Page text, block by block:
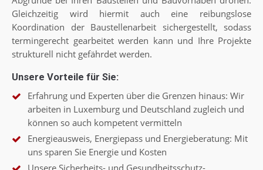
Gleichzeitig wird hiermit auch eine reibungslose
Koordination der Baustellenarbeit sichergestellt, sodass
termingerecht gearbeitet werden kann und Ihre Projekte
strukturell nicht gefährdet werden.
Unsere Vorteile für Sie:
Erfahrung und Experten über die Grenzen hinaus: Wir
arbeiten in Luxemburg und Deutschland zugleich und
können so auch kompetent vermitteln
Energieausweis, Energiepass und Energieberatung: Mit
uns sparen Sie Energie und Kosten
Unsere Sicherheits- und Gesundheitsschutz-